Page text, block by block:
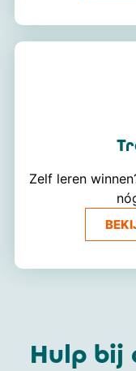
Zelf leren
Hulp bij